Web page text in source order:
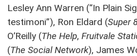
Lesley Ann Warren (“In Plain
testimoni”), Ron Eldard (Super
O’Reilly (The Help, Fruitvale
(The Social Network), James